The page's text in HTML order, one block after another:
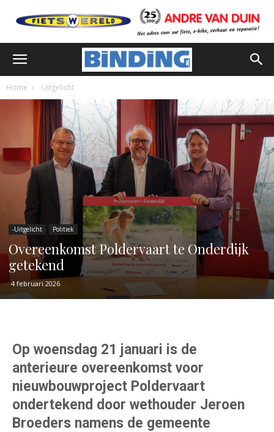
Home -Uitgelicht
-Uitgelicht Politiek
Overeenkomst Poldervaart te Onderdijk
getekend
4 februari 2026
Op woensdag 21 januari is de
anterieure overeenkomst voor
nieuwbouwproject Poldervaart
ondertekend door wethouder Jeroen
Broeders namens de gemeente